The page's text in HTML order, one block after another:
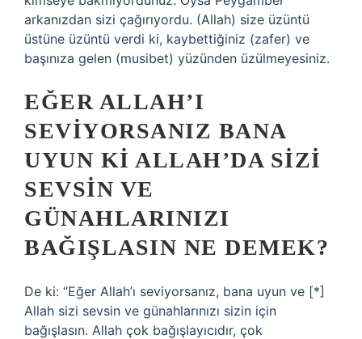
arkanızdan sizi çağırıyordu. (Allah) size üzüntü
üstüne üzüntü verdi ki, kaybettiğiniz (zafer) ve
başınıza gelen (musibet) yüzünden üzülmeyesiniz.
EĞER ALLAH’I
SEVIYORSANIZ BANA
UYUN KI ALLAH’DA SIZI
SEVSIN VE
GÜNAHLARINIZI
BAĞIŞLASIN NE DEMEK?
De ki: “Eğer Allah’ı seviyorsanız, bana uyun ve [*]
Allah sizi sevsin ve günahlarınızı sizin için
bağışlasın. Allah çok bağışlayıcıdır, çok